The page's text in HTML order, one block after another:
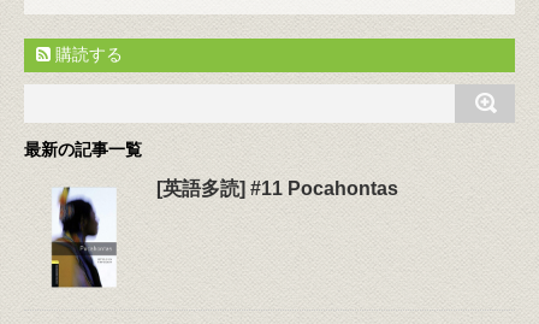
購読する
最新の記事一覧
[英語多読] #11 Pocahontas